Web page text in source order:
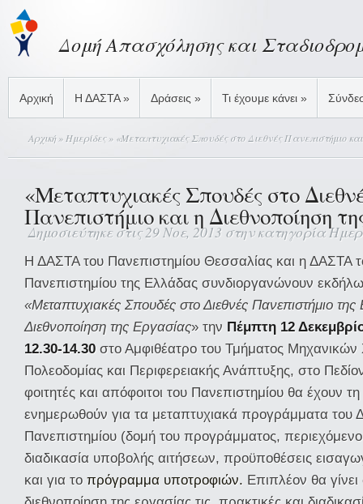
Δομή Απασχόλησης και
Αρχική Η ΔΑΣΤΑ» Δράσεις » Τι έχουμε κάνει »
Αρχική» Ημερίδες» «Μεταπτυχιακές Σπουδές στο Διεθνές Πανεπιστήμιο
«Μεταπτυχιακές Σπουδές στο
Πανεπιστήμιο και η Διεθνοποίηση
Δημοσιεύτηκε στις 29 Νοε, 2013 στην κατηγορία
Η ΔΑΣΤΑ του Πανεπιστημίου Θεσσαλίας και η ΔΑΣΤΑ
Πανεπιστημίου της Ελλάδας συνδιοργανώνουν
«Μεταπτυχιακές Σπουδές στο Διεθνές Πανεπιστήμιο
Διεθνοποίηση της Εργασίας» την Πέμπτη 12
12.30-14.30 στο Αμφιθέατρο του Τμήματος Μηχανικών
Πολεοδομίας και Περιφερειακής Ανάπτυξης, στο
φοιτητές και απόφοιτοι του Πανεπιστημίου θα έχουν
ενημερωθούν για τα μεταπτυχιακά προγράμματα του
Πανεπιστημίου (δομή του προγράμματος,
διαδικασία υποβολής αιτήσεων, προϋποθέσεις
και για το πρόγραμμα υποτροφιών. Επιπλέον θα